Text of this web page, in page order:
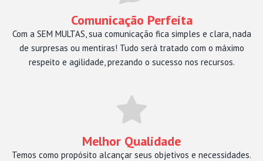
Comunicação Perfeita
Com a SEM MULTAS, sua comunicação fica simples e clara, nada
de surpresas ou mentiras! Tudo será tratado com o máximo
respeito e agilidade, prezando o sucesso nos recursos.
Melhor Qualidade
Temos como propósito alcançar seus objetivos e necessidades.